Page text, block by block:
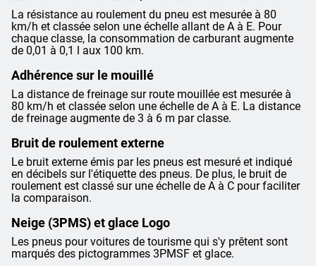
La résistance au roulement du pneu est mesurée à 80
km/h et classée selon une échelle allant de A à E. Pour
chaque classe, la consommation de carburant augmente
de 0,01 à 0,1 l aux 100 km.
Adhérence sur le mouillé
La distance de freinage sur route mouillée est mesurée à
80 km/h et classée selon une échelle de A à E. La distance
de freinage augmente de 3 à 6 m par classe.
Bruit de roulement externe
Le bruit externe émis par les pneus est mesuré et indiqué
en décibels sur l'étiquette des pneus. De plus, le bruit de
roulement est classé sur une échelle de A à C pour faciliter
la comparaison.
Neige (3PMS) et glace Logo
Les pneus pour voitures de tourisme qui s'y prêtent sont
marqués des pictogrammes 3PMSF et glace.